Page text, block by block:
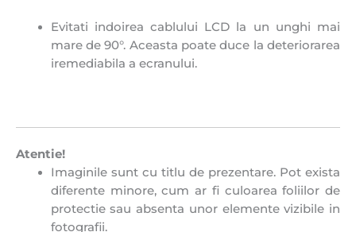
Evitati indoirea cablului LCD la un unghi mai
mare de 90°. Aceasta poate duce la deteriorarea
iremediabila a ecranului.
Atentie!
Imaginile sunt cu titlu de prezentare. Pot exista
diferente minore, cum ar fi culoarea foliilor de
protectie sau absenta unor elemente vizibile in
fotografii.